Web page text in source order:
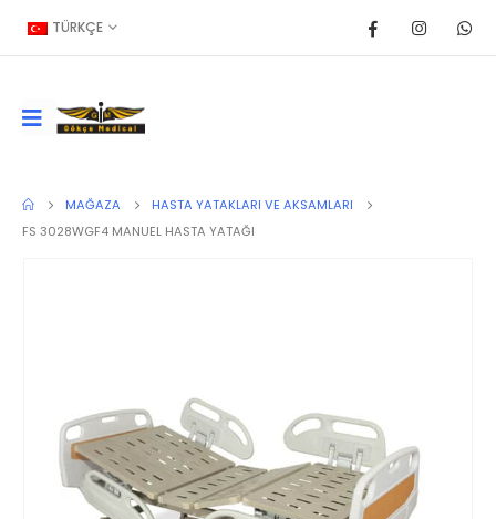
TÜRKÇE
MAĞAZA
HASTA YATAKLARI VE AKSAMLARI
FS 3028WGF4 MANUEL HASTA YATAĞI